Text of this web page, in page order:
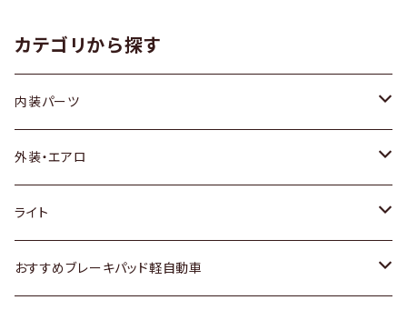
カテゴリから探す
内装パーツ
トヨタ
ホンダ
スズキ
外装・エアロ
トヨタ
ホンダ
ライト
トヨタ
おすすめブレーキパッド軽自動車